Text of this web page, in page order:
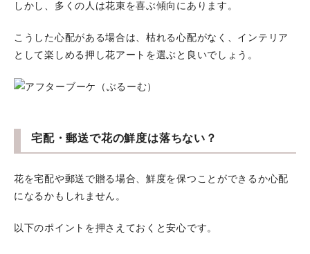
しかし、多くの人は花束を喜ぶ傾向にあります。
こうした心配がある場合は、枯れる心配がなく、インテリア
として楽しめる押し花アートを選ぶと良いでしょう。
宅配・郵送で花の鮮度は落ちない？
花を宅配や郵送で贈る場合、鮮度を保つことができるか心配
になるかもしれません。
以下のポイントを押さえておくと安心です。